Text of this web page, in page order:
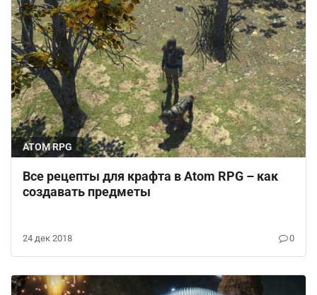
ATOM RPG
Все рецепты для крафта в Atom RPG – как
создавать предметы
24 дек 2018 0